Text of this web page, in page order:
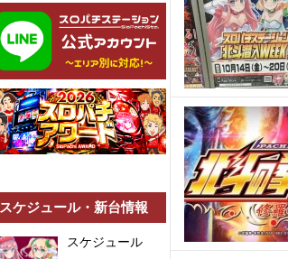
スケジュール・新台情報
スケジュール